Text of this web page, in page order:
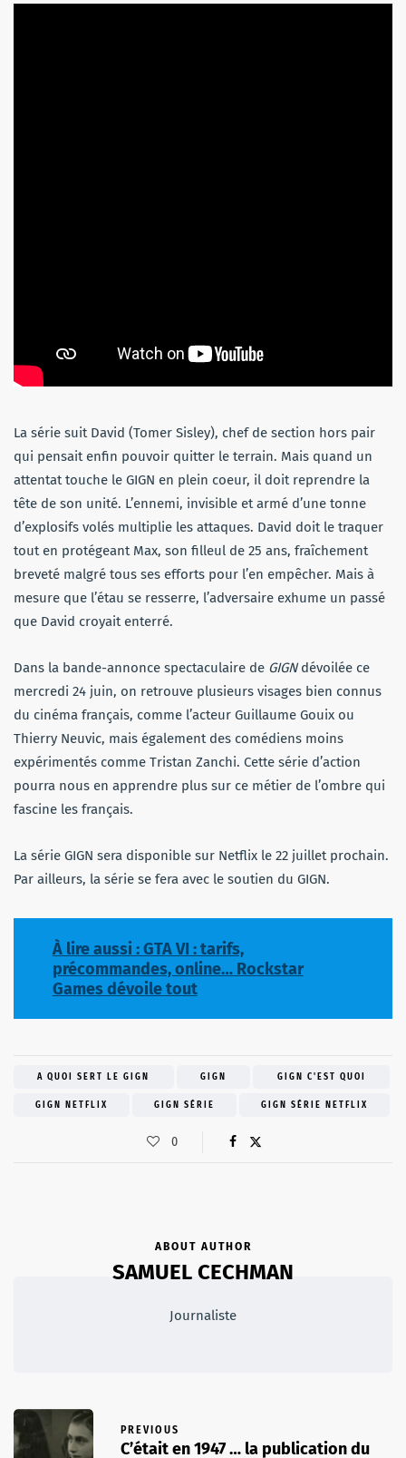
La série suit David (Tomer Sisley), chef de section hors pair
qui pensait enfin pouvoir quitter le terrain. Mais quand un
attentat touche le GIGN en plein coeur, il doit reprendre la
tête de son unité. L’ennemi, invisible et armé d’une tonne
d’explosifs volés multiplie les attaques. David doit le traquer
tout en protégeant Max, son filleul de 25 ans, fraîchement
breveté malgré tous ses efforts pour l’en empêcher. Mais à
mesure que l’étau se resserre, l’adversaire exhume un passé
que David croyait enterré.
Dans la bande-annonce spectaculaire de GIGNdévoilée ce
mercredi 24 juin, on retrouve plusieurs visages bien connus
du cinéma français, comme l’acteur Guillaume Gouix ou
Thierry Neuvic, mais également des comédiens moins
expérimentés comme Tristan Zanchi. Cette série d’action
pourra nous en apprendre plus sur ce métier de l’ombre qui
fascine les français.
La série GIGN sera disponible sur Netflix le 22 juillet prochain.
Par ailleurs, la série se fera avec le soutien du GIGN.
À lire aussi : GTA VI : tarifs,
précommandes, online… Rockstar
Games dévoile tout
A QUOI SERT LE GIGN GIGN GIGN C'EST QUOI
GIGN NETFLIX GIGN SÉRIE GIGN SÉRIE NETFLIX
0
ABOUT AUTHOR
SAMUEL CECHMAN
Journaliste
PREVIOUS
C’était en 1947 … la publication du